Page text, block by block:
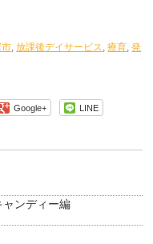
市,放課後デイサービス,療育,発
Google+ LINE
ンディー編